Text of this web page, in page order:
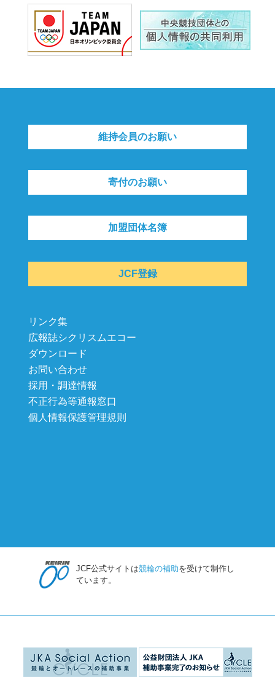
維持会員のお願い
寄付のお願い
加盟団体名簿
JCF登録
リンク集
広報誌シクリスムエコー
ダウンロード
お問い合わせ
採用・調達情報
不正行為等通報窓口
個人情報保護管理規則
JCF公式サイトは競輪の補助を受けて制作し
ています。